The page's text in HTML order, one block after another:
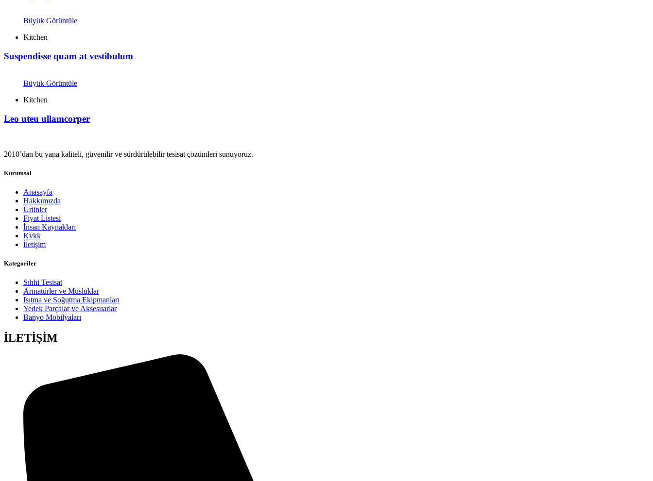
Büyük Görüntüle
Kitchen
Suspendisse quam at vestibulum
Büyük Görüntüle
Kitchen
Leo uteu ullamcorper
2010’dan bu yana kaliteli, güvenilir ve sürdürülebilir tesisat çözümleri sunuyoruz.
Kurumsal
Anasayfa
Hakkımızda
Ürünler
Fiyat Listesi
İnsan Kaynakları
Kvkk
İletişim
Kategoriler
Sıhhi Tesisat
Armatürler ve Musluklar
Isıtma ve Soğutma Ekipmanları
Yedek Parçalar ve Aksesuarlar
Banyo Mobilyaları
İLETİŞİM